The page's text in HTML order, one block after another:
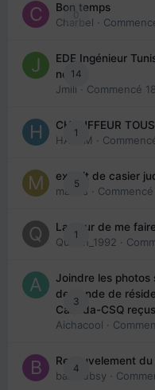
0
Bon temps
Charbel ·
14
EDE Ingénieur
note
Jmili · Commencé
1
CHAUFFEUR
HAZEM ·
5
extrait de casier
maries · Commencé
1
La peur de me
Queen_1992 ·
3
Joindre les photos
demande de
Canada-CSQ reçus
Aichacool ·
4
Renouvelement
babibubsy ·